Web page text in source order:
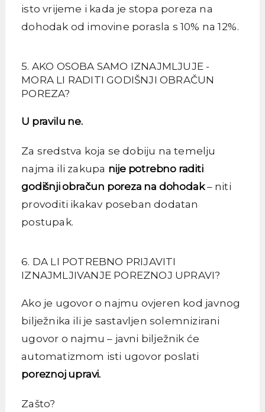
isto vrijeme i kada je stopa poreza na
dohodak od imovine porasla s 10% na 12%.
5. AKO OSOBA SAMO IZNAJMLJUJE -
MORA LI RADITI GODIŠNJI OBRAČUN
POREZA?
U pravilu ne.
Za sredstva koja se dobiju na temelju
najma ili zakupa nije potrebno raditi
godišnji obračun poreza na dohodak– niti
provoditi ikakav poseban dodatan
postupak.
6. DA LI POTREBNO PRIJAVITI
IZNAJMLJIVANJE POREZNOJ UPRAVI?
Ako je ugovor o najmu ovjeren kod javnog
bilježnika ili je sastavljen solemnizirani
ugovor o najmu – javni bilježnik će
automatizmom isti ugovor poslati
poreznoj upravi.
Zašto?